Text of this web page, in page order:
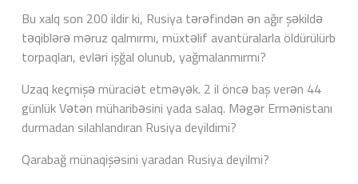
Bu xalq son 200 ildir ki, Rusiya tərəfindən ən ağır şəkildə
təqiblərə məruz qalmırmı, müxtəlif avantüralarla öldürülürb
torpaqları, evləri işğal olunub, yağmalanmırmı?
Uzaq keçmişə müraciət etməyək. 2 il öncə baş verən 44
günlük Vətən müharibəsini yada salaq. Məgər Ermənistanı
durmadan silahlandıran Rusiya deyildimi?
Qarabağ münaqişəsini yaradan Rusiya deyilmi?